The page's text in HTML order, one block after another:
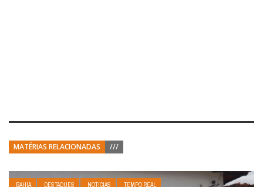
MATÉRIAS RELACIONADAS ///
BAHIA DESTAQUES NOTÍCIAS TEMPO REAL